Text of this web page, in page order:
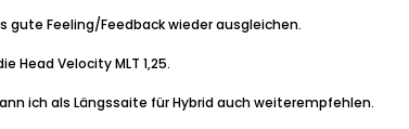
gute Feeling/Feedback wieder ausgleichen.
Velocity MLT 1,25.
ich als Längssaite für Hybrid auch weiterempfehlen.